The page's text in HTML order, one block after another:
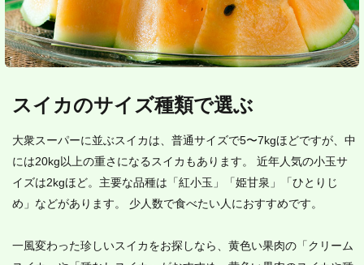
スイカのサイズ種類で選ぶ
大衆スーパーに並ぶスイカは、普通サイズで5〜7kgほどですが、中
には20kg以上の重さになるスイカもあります。 近年人気の小玉サ
イズは2kgほど。主要な品種は「紅小玉」「姫甘泉」「ひとりじ
め」などがあります。 少人数で食べたい人におすすめです。
一風変わった珍しいスイカをお探しなら、黄色い果肉の「クリーム